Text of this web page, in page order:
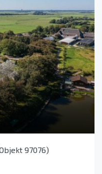
97076)